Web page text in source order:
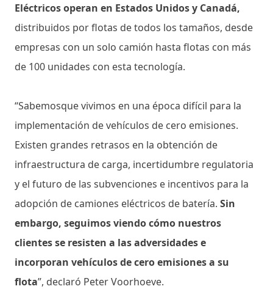
Eléctricos operan en Estados Unidos y Canadá,
distribuidos por flotas de todos los tamaños, desde
empresas con un solo camión hasta flotas con más
de 100 unidades con esta tecnología.
“Sabemosque vivimos en una época difícil para la
implementación de vehículos de cero emisiones.
Existen grandes retrasos en la obtención de
infraestructura de carga, incertidumbre regulatoria
y el futuro de las subvenciones e incentivos para la
adopción de camiones eléctricos de batería. Sin
embargo, seguimos viendo cómo nuestros
clientes se resisten a las adversidades e
incorporan vehículos de cero emisiones a su
flota”, declaró Peter Voorhoeve.